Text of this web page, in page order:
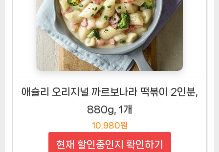
애슐리 오리지널 까르보나라 떡볶이 2인분,
880g, 1개
10,980원
현재 할인중인지 확인하기